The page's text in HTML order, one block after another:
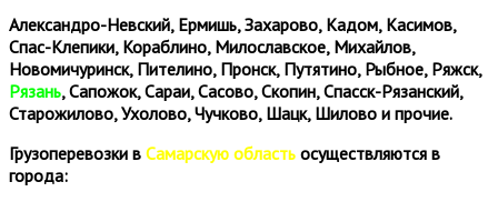
Александро-Невский, Ермишь, Захарово, Кадом, Касимов,
Спас-Клепики, Кораблино, Милославское, Михайлов,
Новомичуринск, Пителино, Пронск, Путятино, Рыбное, Ряжск,
Рязань, Сапожок, Сараи, Сасово, Скопин, Спасск-Рязанский,
Старожилово, Ухолово, Чучково, Шацк, Шилово и прочие.
Грузоперевозки в Самарскую область осуществляются в
города: